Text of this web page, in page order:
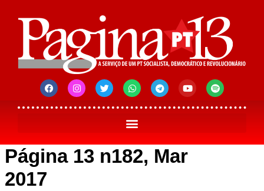
Página 13 n182, Mar
2017